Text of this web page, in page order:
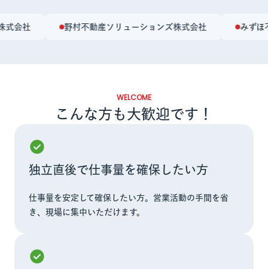
会社 野村不動産ソリューションズ株式会社 みずほ
WELCOME
こんな方も大歓迎です！
独立直後で仕事量を確保したい方
仕事量を安定して確保したい方。営業活動の手間を省
き、現場に集中いただけます。